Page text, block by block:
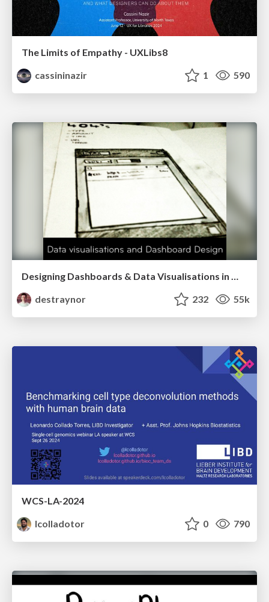
The Limits of Empathy - UXLibs8
cassininazir
1 590
Designing Dashboards & Data Visualisations in Web Apps
destraynor
232 55k
WCS-LA-2024
lcolladotor
0 790